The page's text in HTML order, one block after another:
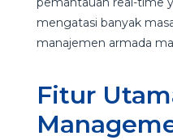
mengatasi banyak
manajemen armada
Fitur